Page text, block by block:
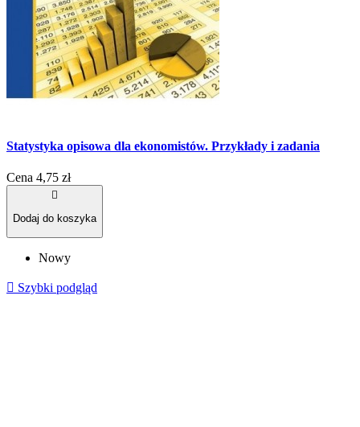
Statystyka opisowa dla ekonomistów. Przykłady i zadania
Cena 4,75 zł

Dodaj do koszyka
Nowy
 Szybki podgląd